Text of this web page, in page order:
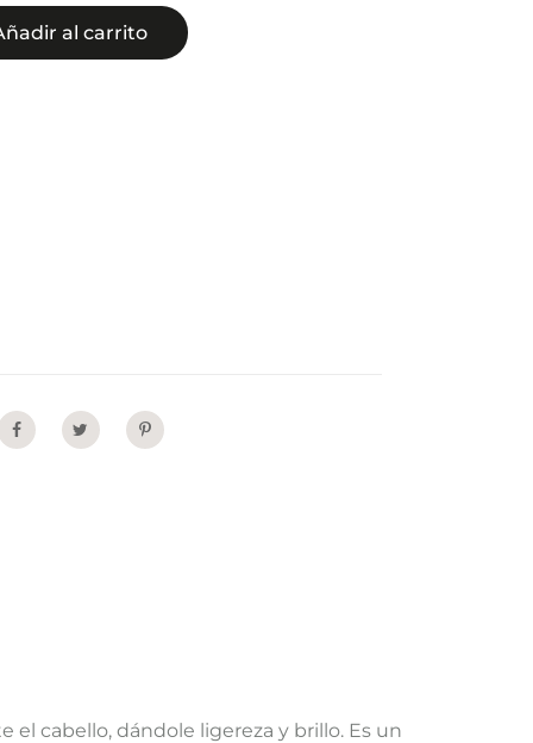
al carrito
cabello, dándole ligereza y brillo. Es un